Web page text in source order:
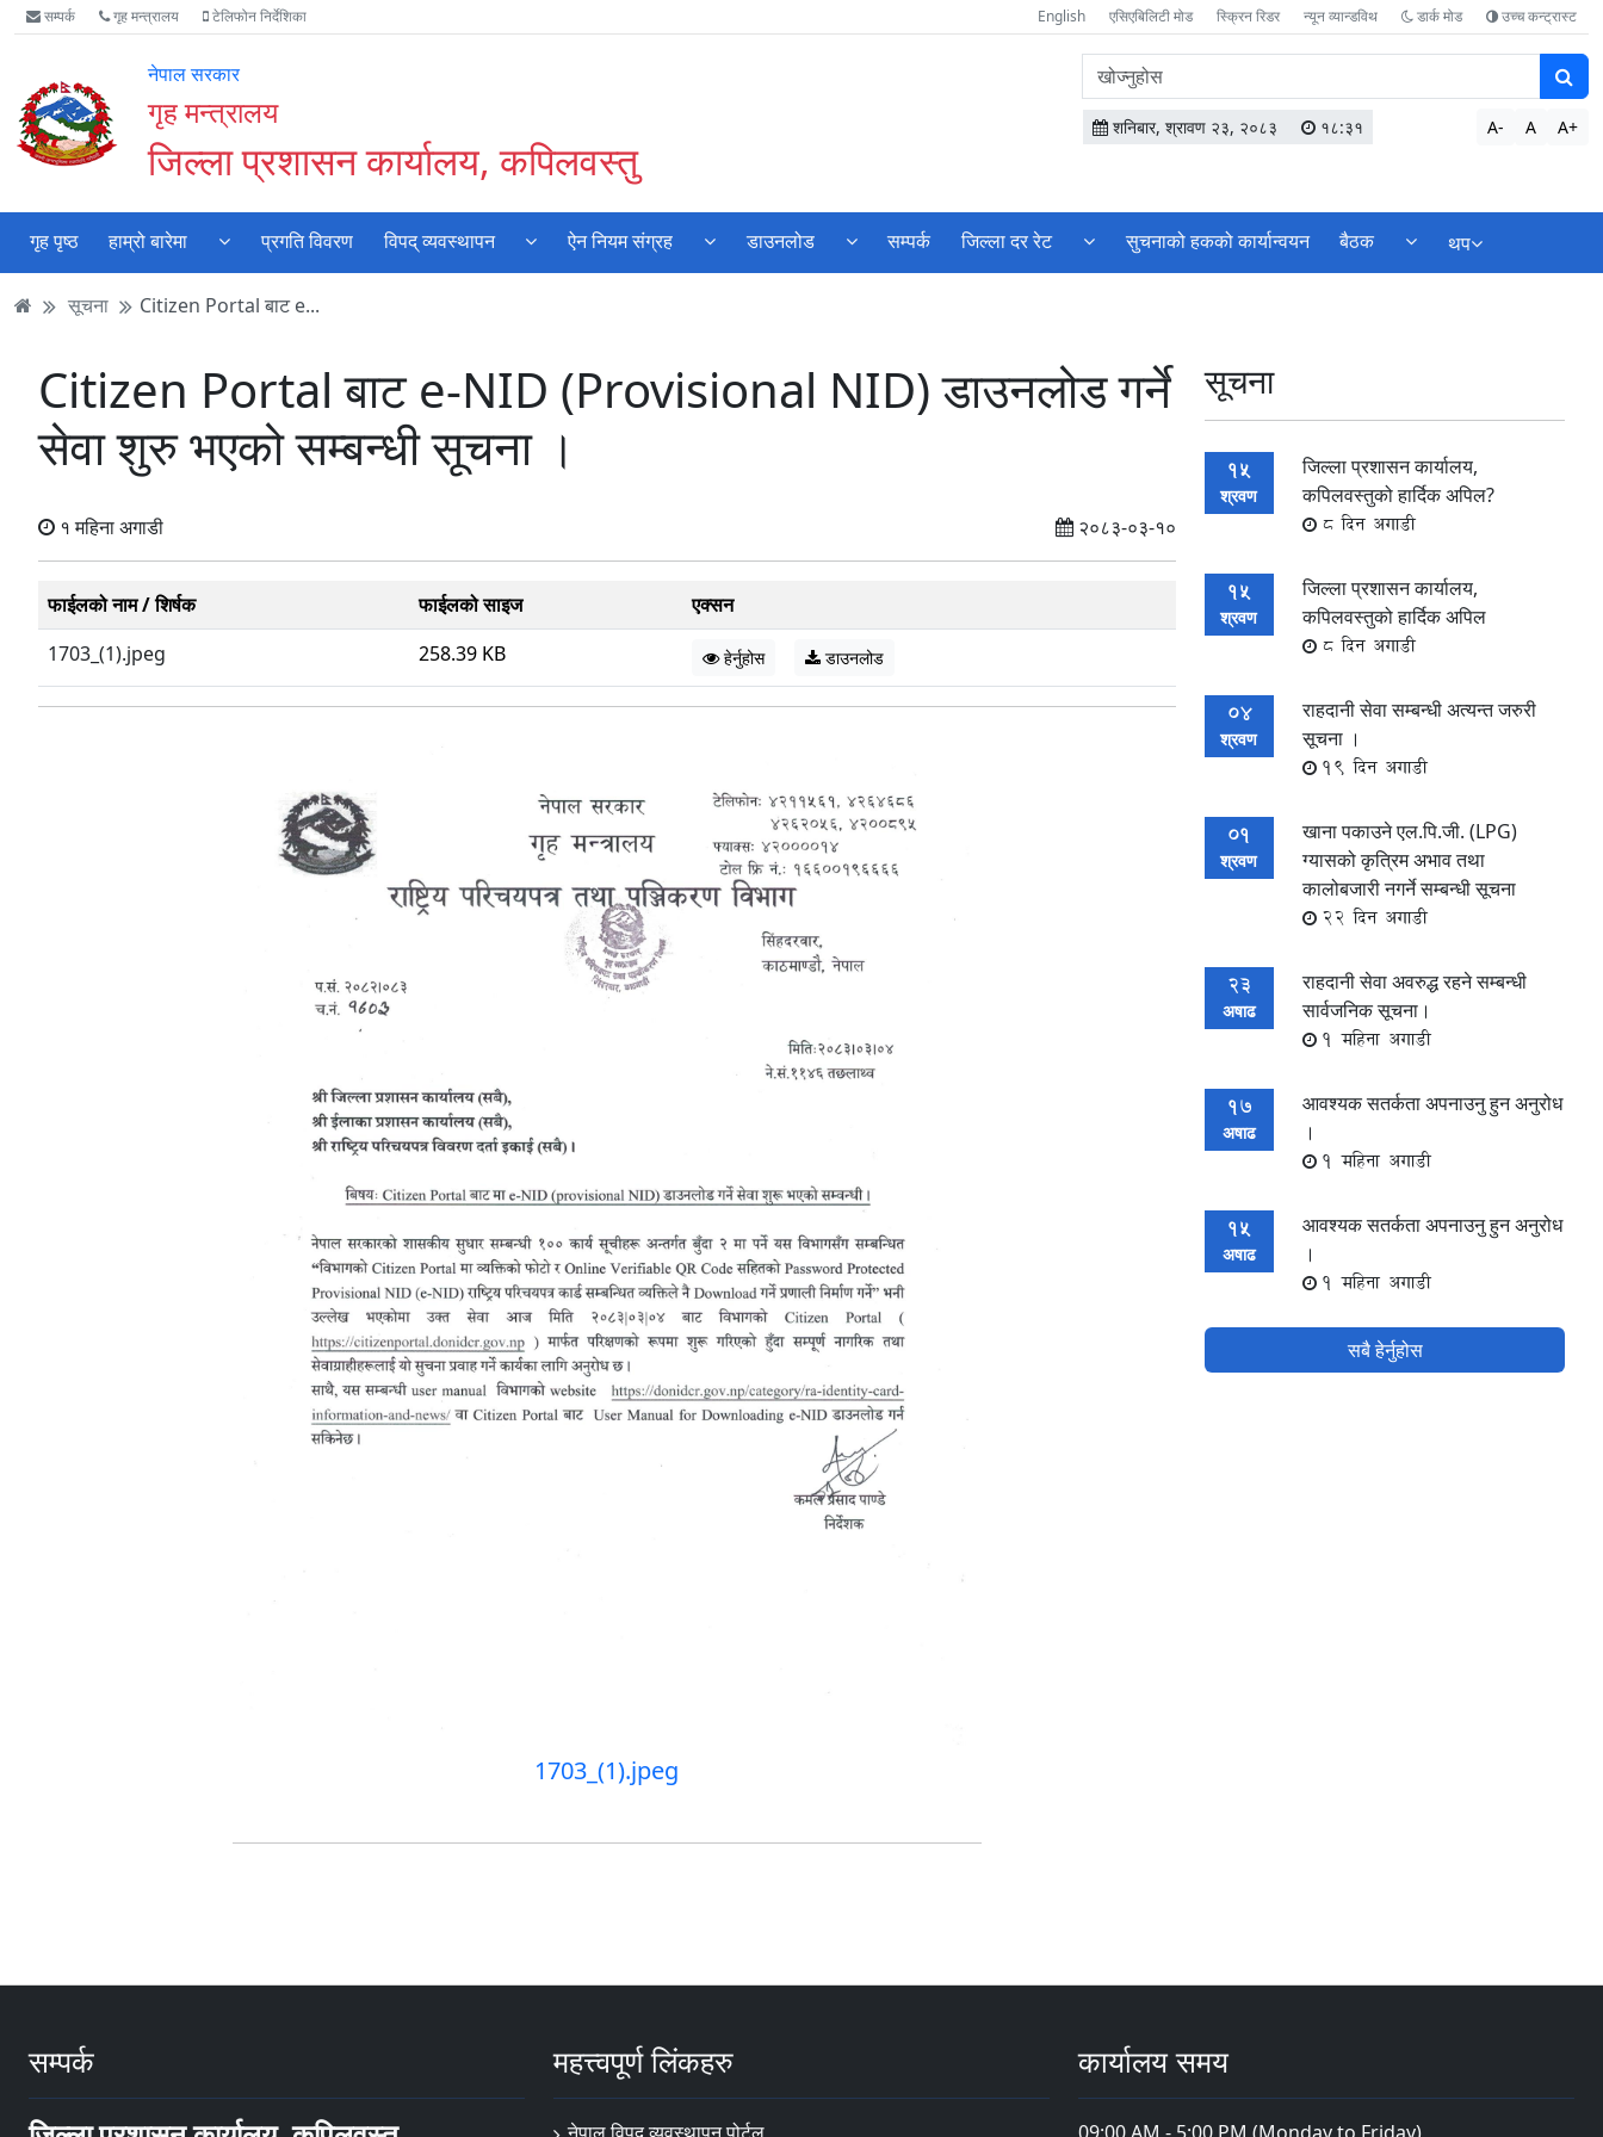
Accessibility
Mode
गर्नुहोस्
मुख्य
सामाग्री
मुख्य
नेभिगेसन
वेबसाइट
खोजमा
सम्पर्क गृह मन्त्रालय टेलिफोन निर्देशिका English एसिएबिलिटी मोड स्क्रिन रिडर न्यून व्यान्डविथ डार्क मोड उच्च कन्ट्रास्ट
नेपाल सरकार
गृह मन्त्रालय
जिल्ला प्रशासन कार्यालय, कपिलवस्तु
वेबसाइटमा
सामग्री
खोज्नुहोस
शनिबार, श्रावण २३, २०८३ १८:३१ A- A A+
गृह पृष्ठ हाम्रो बारेमा प्रगति विवरण विपद् व्यवस्थापन ऐन नियम संग्रह डाउनलोड सम्पर्क जिल्ला दर रेट सुचनाको हकको कार्यान्वयन बैठक थप
सूचना Citizen Portal बाट e...
Citizen Portal बाट e-NID (Provisional NID) डाउनलोड गर्ने
सेवा शुरु भएको सम्बन्धी सूचना ।
१ महिना अगाडी २०८३-०३-१०
फाईलको नाम / शिर्षक फाईलको साइज
एक्सन
1703_(1).jpeg
258.39 KB हेर्नुहोस डाउनलोड
1703_(1).jpeg
सूचना
15
श्रवण
जिल्ला प्रशासन कार्यालय,
कपिलवस्तुको हार्दिक अपिल?
8 दिन अगाडी
15
श्रवण
जिल्ला प्रशासन कार्यालय,
कपिलवस्तुको हार्दिक अपिल
8 दिन अगाडी
04
श्रवण
राहदानी सेवा सम्बन्धी अत्यन्त जरुरी
सूचना ।
19 दिन अगाडी
01
श्रवण
खाना पकाउने एल.पि.जी. (LPG)
ग्यासको कृत्रिम अभाव तथा
कालोबजारी नगर्ने सम्बन्धी सूचना
22 दिन अगाडी
23
अषाढ
राहदानी सेवा अवरुद्ध रहने सम्बन्धी
सार्वजनिक सूचना।
1 महिना अगाडी
17
अषाढ
आवश्यक सतर्कता अपनाउनु हुन अनुरोध
।
1 महिना अगाडी
15
अषाढ
आवश्यक सतर्कता अपनाउनु हुन अनुरोध
।
1 महिना अगाडी
सबै हेर्नुहोस
सम्पर्क महत्त्वपूर्ण लिंकहरु कार्यालय समय